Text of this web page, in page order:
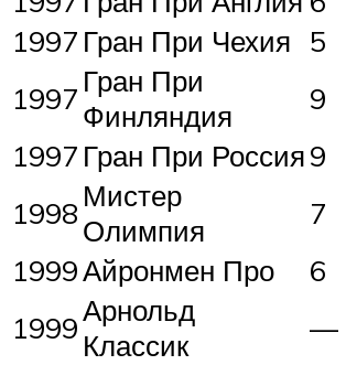
1997 Гран При Чехия 5
1997 Гран При
Финляндия
9
1997 Гран При Россия9
1998 Мистер
Олимпия
7
1999Айронмен Про
6
1999Арнольд
Классик
—